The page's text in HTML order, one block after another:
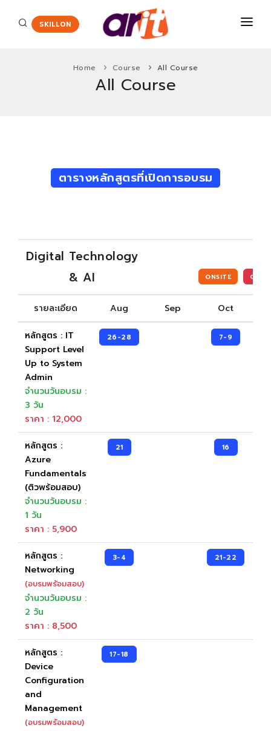
SKILLON
Agriscience and Technology Careers
New
Health Sciences Careers
Hospitality and Culinary Arts Careers
IC3 Digital Literacy Certification
IC3 Spark
Intuit Personal Finance
IT Specialist Certification
Meta Certified
Microsoft Certified Educator
Microsoft Certified Fundamentals
Project Management Ready™
Unity Certified User Certification
Pearson VUE
CompTIA
Learn & Practice
เครื่องมือเรียนรู้
เครื่องมือฝึกฝน
PROMOTION
Home Course All Course
All Course
ตารางหลักสูตรที่เปิดการอบรม
Digital Technology
& AI
ONSITE
รายละเอียด Aug Sep Oct
หลักสูตร : IT
Support Level
Up to System
Admin
จำนวนวันอบรม :
3 วัน
ราคา : 12,000
26-28 7-9
หลักสูตร :
Azure
Fundamentals
(ติวพร้อมสอบ)
จำนวนวันอบรม :
1 วัน
ราคา : 5,900
21 16
หลักสูตร :
Networking
(อบรมพร้อมสอบ)
จำนวนวันอบรม :
2 วัน
ราคา : 8,500
3-4 21-22
หลักสูตร :
Device
Configuration
and
Management
(อบรมพร้อมสอบ)
17-18